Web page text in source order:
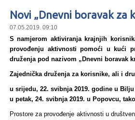
Novi „Dnevni boravak za
07.05.2019. 09:10
S namjerom aktiviranja krajnjih
provođenju aktivnosti pomoći u kući
druženja pod nazivom „Dnevni boravak
Zajednička druženja za korisnike, ali i
u srijedu, 22. svibnja 2019. godine u
u petak, 24. svibnja 2019. u Popovcu,
Prostore za provođenje aktivnosti u